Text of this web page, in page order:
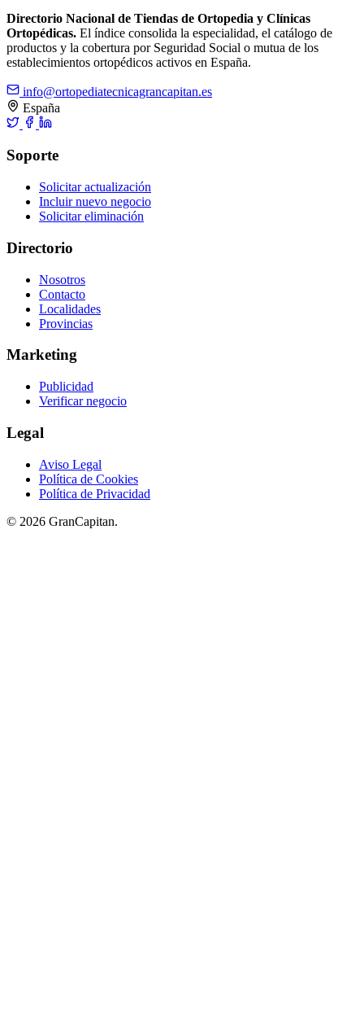
Directorio Nacional de Tiendas de Ortopedia y Clínicas
Ortopédicas. El índice consolida la especialidad, el catálogo de
productos y la cobertura por Seguridad Social o mutua de los
establecimientos ortopédicos activos en España.
info@ortopediatecnicagrancapitan.es
España
Soporte
Solicitar actualización
Incluir nuevo negocio
Solicitar eliminación
Directorio
Nosotros
Contacto
Localidades
Provincias
Marketing
Publicidad
Verificar negocio
Legal
Aviso Legal
Política de Cookies
Política de Privacidad
© 2026 GranCapitan.